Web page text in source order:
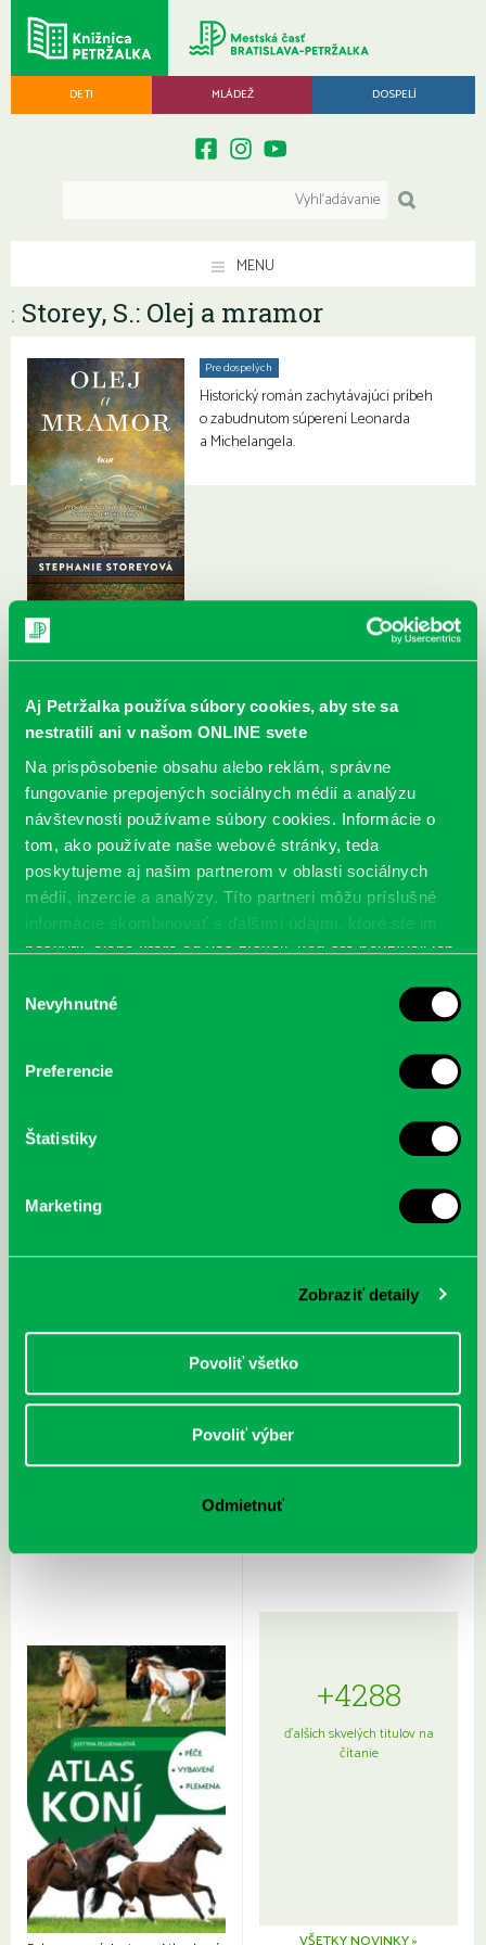
Aj Petržalka používa súbory cookies, aby ste sa
nestratili ani v našom ONLINE svete
Na prispôsobenie obsahu alebo reklám, správne
fungovanie prepojených sociálnych médií a analýzu
návštevnosti používame súbory cookies. Informácie o
tom, ako používate naše webové stránky, teda
poskytujeme aj našim partnerom v oblasti sociálnych
médií, inzercie a analýzy. Títo partneri môžu príslušné
informácie skombinovať s ďalšími údajmi, ktoré ste im
poskytli, alebo ktoré od vás získali, keď ste používali ich
súhlasu
Nevyhnutné
Preferencie
Štatistiky
Marketing
Zobraziť detaily
Povoliť všetko
Povoliť výber
Odmietnuť
DETI MLÁDEŽ DOSPELÍ
MENU
: Storey, S.: Olej a mramor
Pre dospelých
Historický román zachytávajúci príbeh
o zabudnutom súperení Leonarda
a Michelangela.
McGrath, Andy: Tadej Pogačar:
nezastaviteľný
Sprievodca po hviezdnej oblohe
kompletný sprievodca
+4288
ďalších skvelých titulov na
čítanie